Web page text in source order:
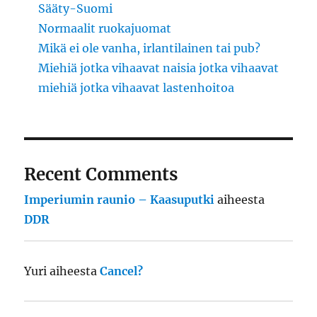
Sääty-Suomi
Normaalit ruokajuomat
Mikä ei ole vanha, irlantilainen tai pub?
Miehiä jotka vihaavat naisia jotka vihaavat
miehiä jotka vihaavat lastenhoitoa
Recent Comments
Imperiumin raunio – Kaasuputki aiheesta
DDR
Yuri aiheestaCancel?